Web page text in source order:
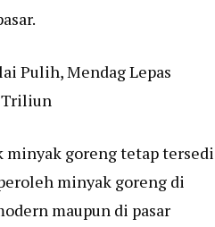
Pulih, Mendag Lepas
Triliun
minyak goreng tetap
minyak goreng di
maupun di pasar